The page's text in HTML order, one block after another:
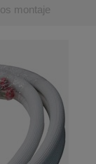
montaje